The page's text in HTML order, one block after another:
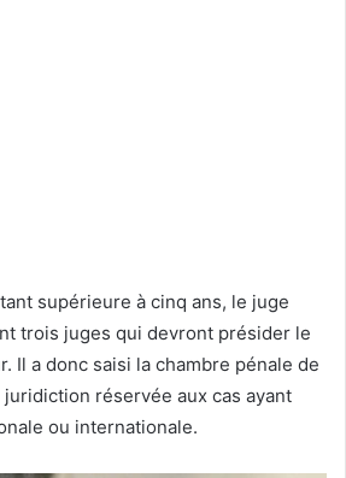
supérieure à cinq ans, le juge
trois juges qui devront présider le
Il a donc saisi la chambre pénale de
juridiction réservée aux cas ayant
ou internationale.